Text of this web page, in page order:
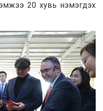
20 хувь нэмэгдэх